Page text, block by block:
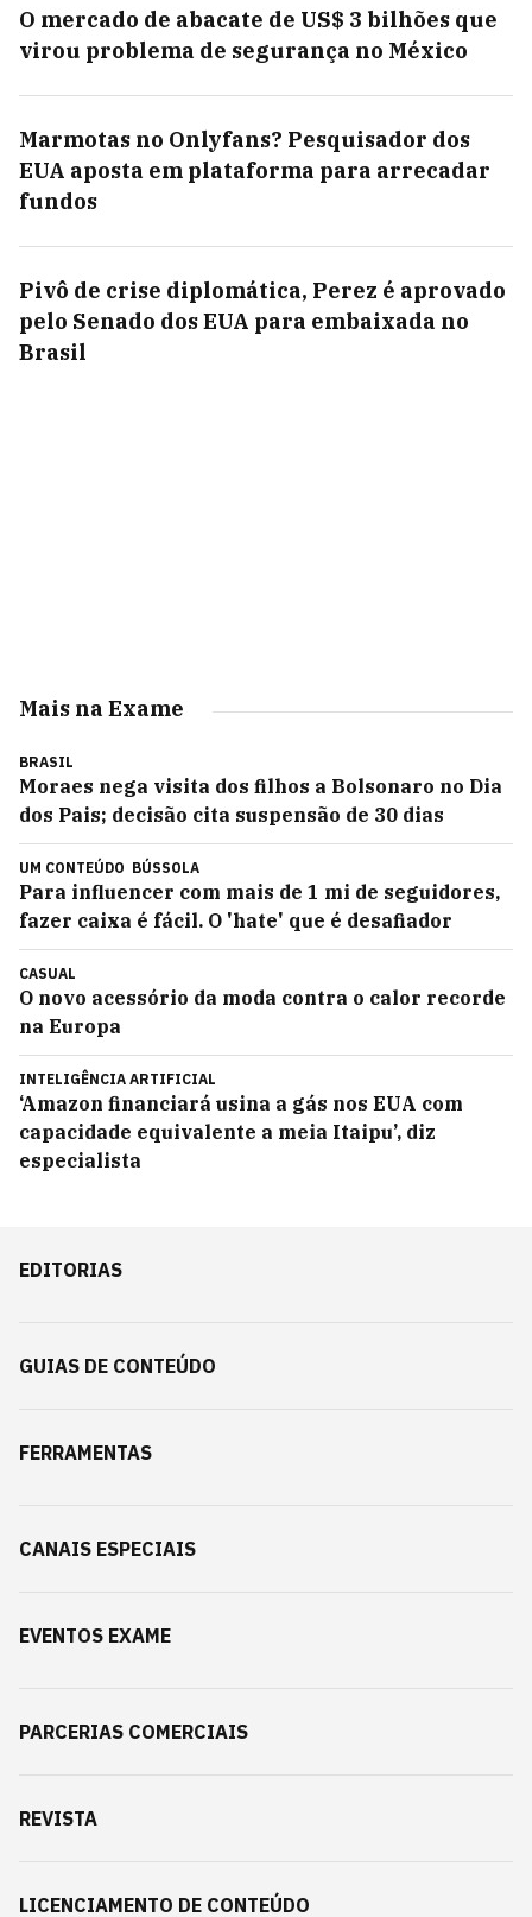
O mercado de abacate de US$ 3 bilhões que
virou problema de segurança no México
Marmotas no Onlyfans? Pesquisador dos
EUA aposta em plataforma para arrecadar
fundos
Pivô de crise diplomática, Perez é aprovado
pelo Senado dos EUA para embaixada no
Brasil
Mais na Exame
BRASIL
Moraes nega visita dos filhos a Bolsonaro no Dia
dos Pais; decisão cita suspensão de 30 dias
UM CONTEÚDO BÚSSOLA
Para influencer com mais de 1 mi de seguidores,
fazer caixa é fácil. O 'hate' que é desafiador
CASUAL
O novo acessório da moda contra o calor recorde
na Europa
INTELIGÊNCIA ARTIFICIAL
‘Amazon financiará usina a gás nos EUA com
capacidade equivalente a meia Itaipu’, diz
especialista
EDITORIAS
GUIAS DE CONTEÚDO
FERRAMENTAS
CANAIS ESPECIAIS
EVENTOS EXAME
PARCERIAS COMERCIAIS
REVISTA
LICENCIAMENTO DE CONTEÚDO